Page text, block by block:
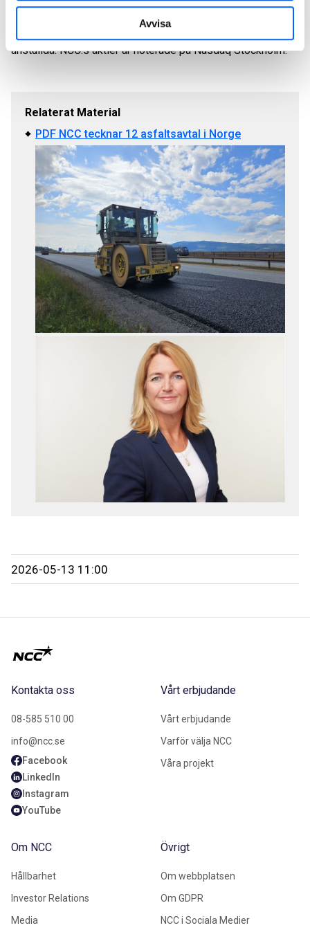
Avvisa
anställda. NCC:s aktier är noterade på Nasdaq Stockholm.
Relaterat Material
PDF NCC tecknar 12 asfaltsavtal i Norge
2026-05-13 11:00
Kontakta oss
08-585 510 00
info@ncc.se
Facebook
LinkedIn
Instagram
YouTube
Vårt erbjudande
Vårt erbjudande
Varför välja NCC
Våra projekt
Om NCC
Hållbarhet
Investor Relations
Media
Övrigt
Om webbplatsen
Om GDPR
NCC i Sociala Medier